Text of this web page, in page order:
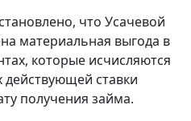
что Усачевой
материальная выгода в
которые исчисляются
действующей ставки
получения займа.